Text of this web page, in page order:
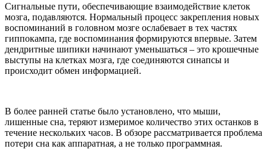
Сигнальные пути, обеспечивающие взаимодействие клеток
мозга, подавляются. Нормальный процесс закрепления новых
воспоминаний в головном мозге ослабевает в тех частях
гиппокампа, где воспоминания формируются впервые. Затем
дендритные шипики начинают уменьшаться – это крошечные
выступы на клетках мозга, где соединяются синапсы и
происходит обмен информацией.
В более ранней статье было установлено, что мыши,
лишенные сна, теряют измеримое количество этих останков в
течение нескольких часов. В обзоре рассматривается проблема
потери сна как аппаратная, а не только программная.